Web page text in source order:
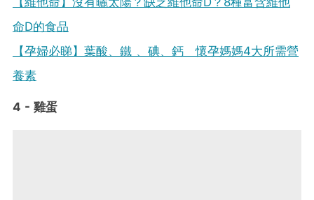
命D的食品
【孕婦必睇】葉酸、鐵 、碘、鈣 懷孕媽媽4大所需營
養素
4 - 雞蛋